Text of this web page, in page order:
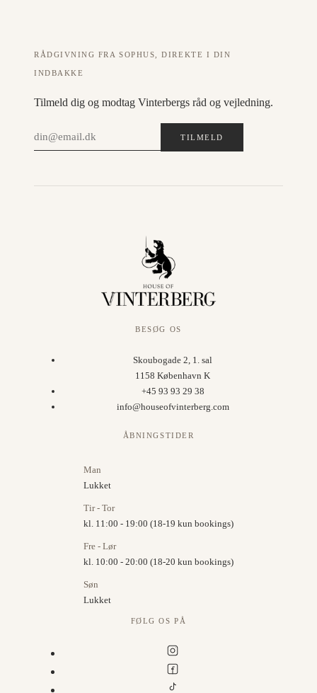
RÅDGIVNING FRA SOPHUS, DIREKTE I DIN
INDBAKKE
Tilmeld dig og modtag Vinterbergs råd og vejledning.
TILMELD
BESØG OS
Skoubogade 2, 1. sal
1158 København K
+45 93 93 29 38
info@houseofvinterberg.com
ÅBNINGSTIDER
Man
Lukket
Tir - Tor
kl. 11:00 - 19:00 (18-19 kun bookings)
Fre - Lør
kl. 10:00 - 20:00 (18-20 kun bookings)
Søn
Lukket
FØLG OS PÅ